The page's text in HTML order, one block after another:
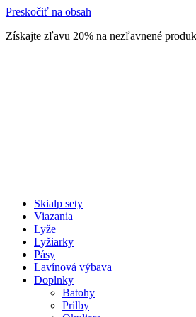
Preskočiť na obsah
Získajte zľavu 20% na nezľavnené
Skialp sety
Viazania
Lyže
Lyžiarky
Pásy
Lavínová výbava
Doplnky
Batohy
Prilby